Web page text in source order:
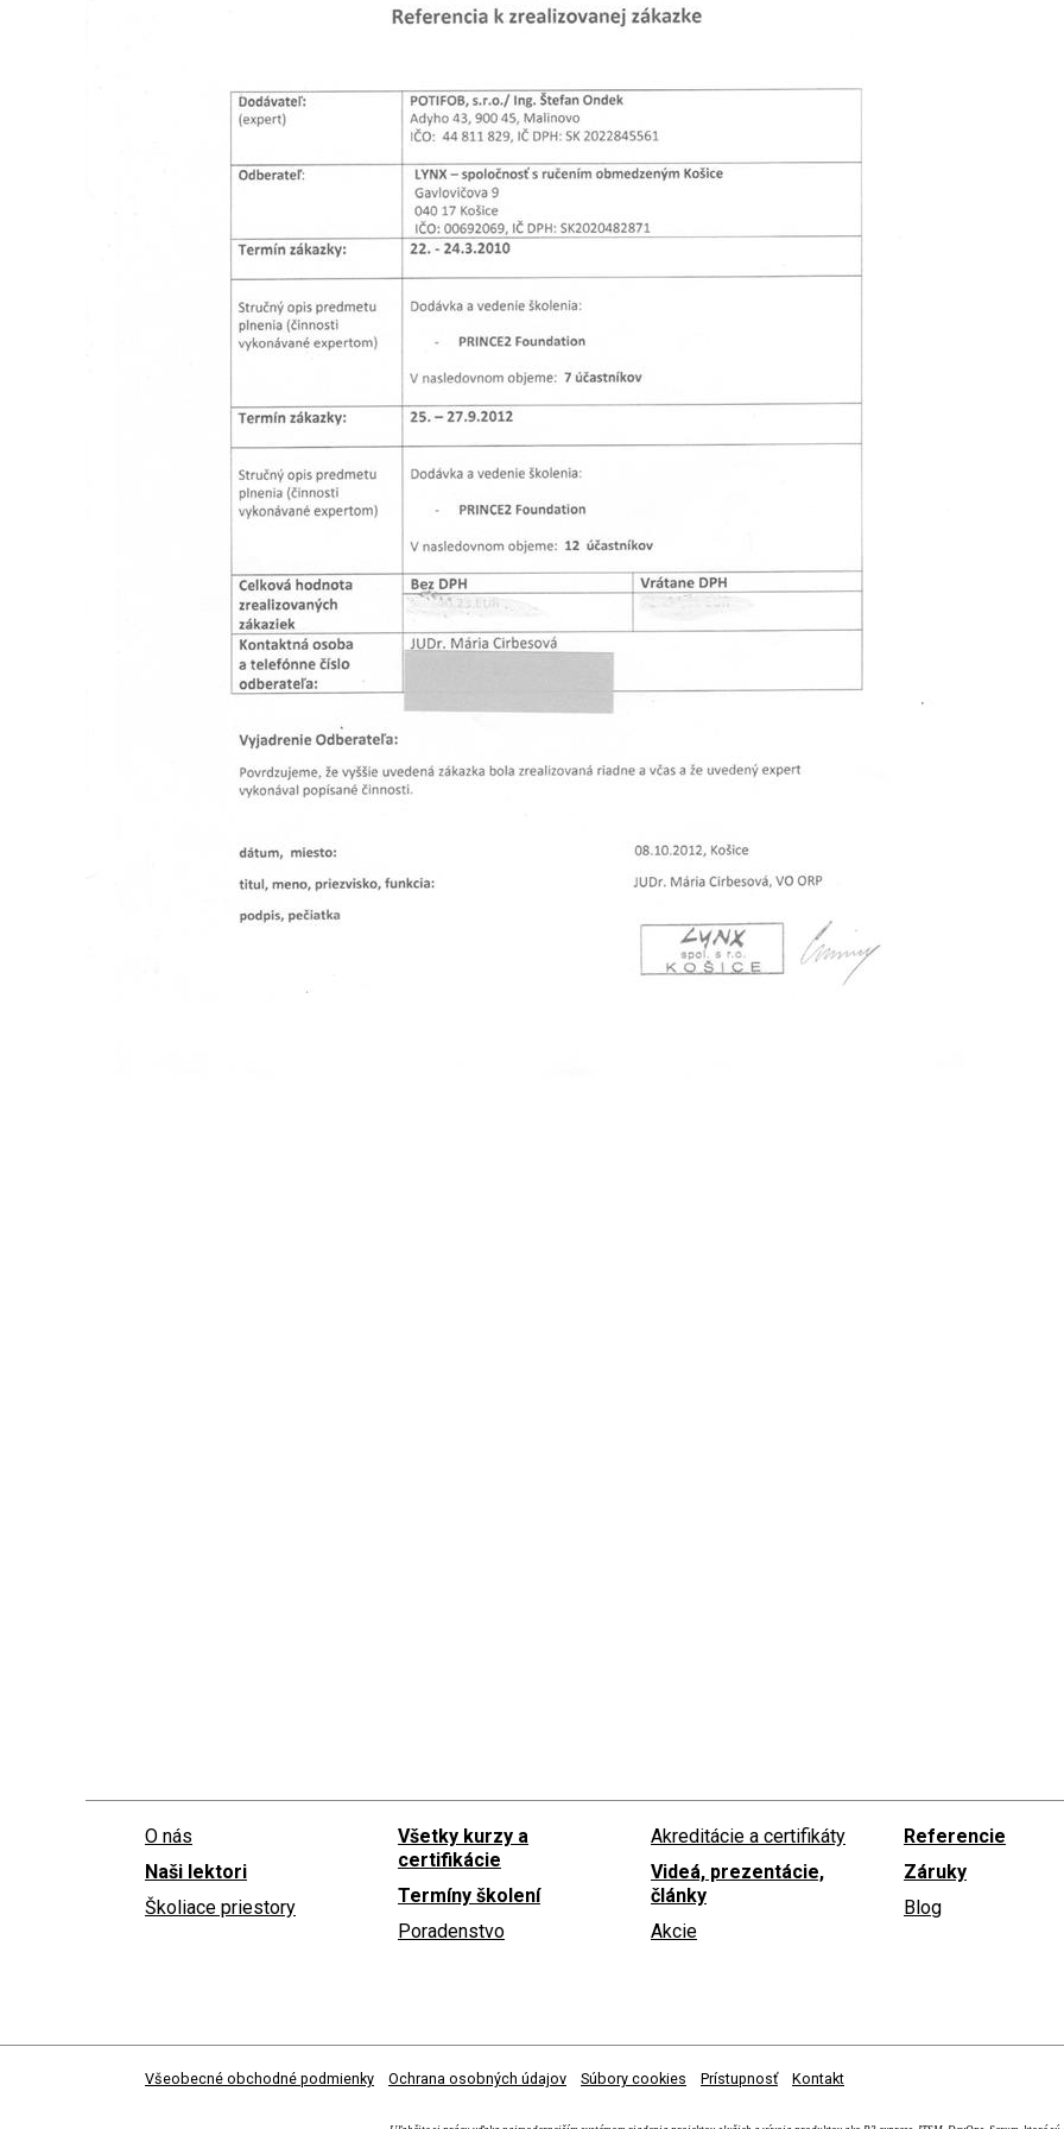
O nás
Naši lektori
Školiace priestory
Všetky kurzy a
certifikácie
Termíny školení
Poradenstvo
Akreditácie a certifikáty
Videá, prezentácie,
články
Akcie
Referencie
Záruky
Blog
Všeobecné obchodné podmienky Ochrana osobných údajov Súbory cookies Prístupnosť Kontakt